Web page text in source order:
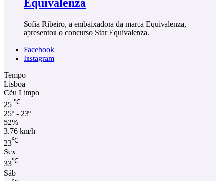
Equivalenza
Sofia Ribeiro, a embaixadora da marca Equivalenza,
apresentou o concurso Star Equivalenza.
Facebook
Instagram
Tempo
Lisboa
Céu Limpo
25 ℃
25º - 23º
52%
3.76 km/h
23℃
Sex
33℃
Sáb